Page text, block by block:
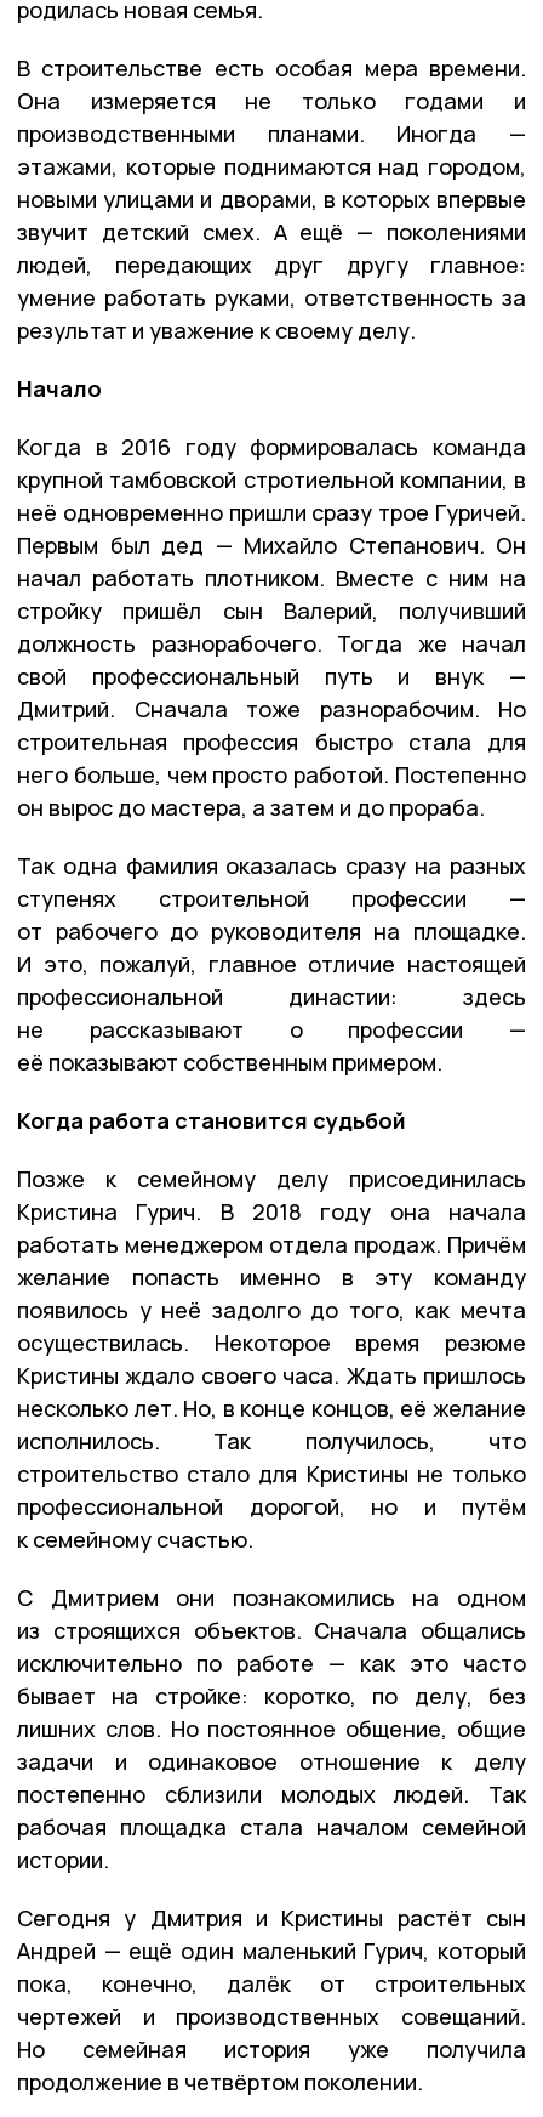
родилась новая семья.
В строительстве есть особая мера времени.
Она измеряется не только годами и
производственными планами. Иногда —
этажами, которые поднимаются над городом,
новыми улицами и дворами, в которых впервые
звучит детский смех. А ещё — поколениями
людей, передающих друг другу главное:
умение работать руками, ответственность за
результат и уважение к своему делу.
Начало
Когда в 2016 году формировалась команда
крупной тамбовской стротиельной компании, в
неё одновременно пришли сразу трое Гуричей.
Первым был дед — Михайло Степанович. Он
начал работать плотником. Вместе с ним на
стройку пришёл сын Валерий, получивший
должность разнорабочего. Тогда же начал
свой профессиональный путь и внук —
Дмитрий. Сначала тоже разнорабочим. Но
строительная профессия быстро стала для
него больше, чем просто работой. Постепенно
он вырос до мастера, а затем и до прораба.
Так одна фамилия оказалась сразу на разных
ступенях строительной профессии —
от рабочего до руководителя на площадке.
И это, пожалуй, главное отличие настоящей
профессиональной династии: здесь
не рассказывают о профессии —
её показывают собственным примером.
Когда работа становится судьбой
Позже к семейному делу присоединилась
Кристина Гурич. В 2018 году она начала
работать менеджером отдела продаж. Причём
желание попасть именно в эту команду
появилось у неё задолго до того, как мечта
осуществилась. Некоторое время резюме
Кристины ждало своего часа. Ждать пришлось
несколько лет. Но, в конце концов, её желание
исполнилось. Так получилось, что
строительство стало для Кристины не только
профессиональной дорогой, но и путём
к семейному счастью.
С Дмитрием они познакомились на одном
из строящихся объектов. Сначала общались
исключительно по работе — как это часто
бывает на стройке: коротко, по делу, без
лишних слов. Но постоянное общение, общие
задачи и одинаковое отношение к делу
постепенно сблизили молодых людей. Так
рабочая площадка стала началом семейной
истории.
Сегодня у Дмитрия и Кристины растёт сын
Андрей — ещё один маленький Гурич, который
пока, конечно, далёк от строительных
чертежей и производственных совещаний.
Но семейная история уже получила
продолжение в четвёртом поколении.